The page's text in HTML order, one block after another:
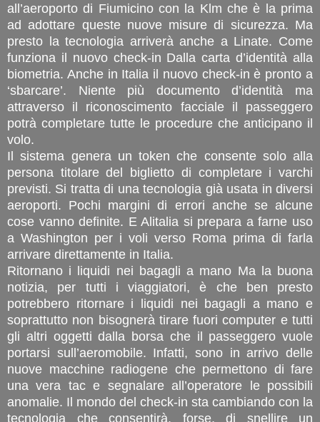
all’aeroporto di Fiumicino con la Klm che è la prima
ad adottare queste nuove misure di sicurezza. Ma
presto la tecnologia arriverà anche a Linate. Come
funziona il nuovo check-in Dalla carta d’identità alla
biometria. Anche in Italia il nuovo check-in è pronto a
‘sbarcare’. Niente più documento d’identità ma
attraverso il riconoscimento facciale il passeggero
potrà completare tutte le procedure che anticipano il
volo.
Il sistema genera un token che consente solo alla
persona titolare del biglietto di completare i varchi
previsti. Si tratta di una tecnologia già usata in diversi
aeroporti. Pochi margini di errori anche se alcune
cose vanno definite. E Alitalia si prepara a farne uso
a Washington per i voli verso Roma prima di farla
arrivare direttamente in Italia.
Ritornano i liquidi nei bagagli a mano Ma la buona
notizia, per tutti i viaggiatori, è che ben presto
potrebbero ritornare i liquidi nei bagagli a mano e
soprattutto non bisognerà tirare fuori computer e tutti
gli altri oggetti dalla borsa che il passeggero vuole
portarsi sull’aeromobile. Infatti, sono in arrivo delle
nuove macchine radiogene che permettono di fare
una vera tac e segnalare all’operatore le possibili
anomalie. Il mondo del check-in sta cambiando con la
tecnologia che consentirà, forse, di snellire un